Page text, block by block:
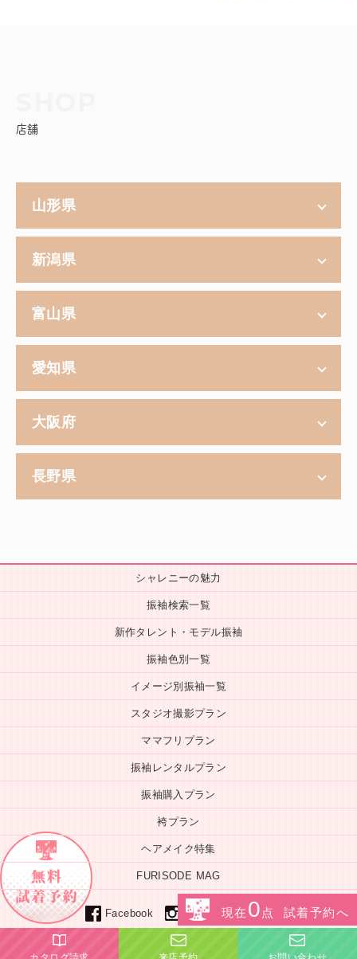
現在 0 点 試着予約へ
店舗
山形県
新潟県
富山県
愛知県
大阪府
長野県
シャレニーの魅力
振袖検索一覧
新作タレント・モデル振袖
振袖色別一覧
イメージ別振袖一覧
スタジオ撮影プラン
ママフリプラン
振袖レンタルプラン
振袖購入プラン
袴プラン
ヘアメイク特集
FURISODE MAG
Facebook instagram Line